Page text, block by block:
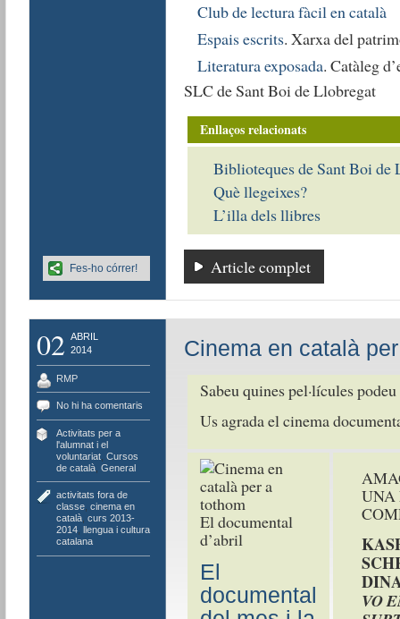
Club de lectura fàcil en català
Espais escrits. Xarxa del
Literatura exposada. Catàleg
SLC de Sant Boi de Llobregat
Enllaços relacionats
Biblioteques de Sant Boi de
Què llegeixes?
L’illa dels llibres
Article complet
Fes-ho córrer!
02 ABRIL
2014
RMP
No hi ha comentaris
Activitats per a
l'alumnat i el
voluntariat, Cursos
de català, General
activitats fora de
classe, cinema en
català, curs 2013-
2014,
llengua i cultura
catalana
Cinema en català
Sabeu quines pel·lícules
Us agrada el cinema
El documental
d’abril
El
documental
UNA
VO